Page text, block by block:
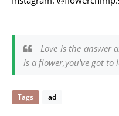
Love is the answer
is a flower,you've got to
Tags ad